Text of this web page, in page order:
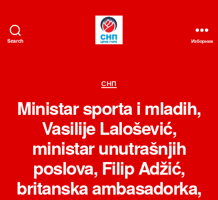
Search Изборник
Категорије
СНП
Ministar sporta i mladih,
Vasilije Lalošević,
ministar unutrašnjih
poslova, Filip Adžić,
britanska ambasadorka,